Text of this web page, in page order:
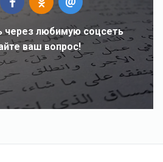
через любимую соцсеть
ваш вопрос!